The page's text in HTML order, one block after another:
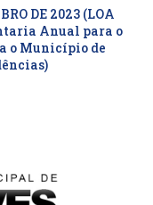
DE 2023 (LOA
Anual para o
o Município de